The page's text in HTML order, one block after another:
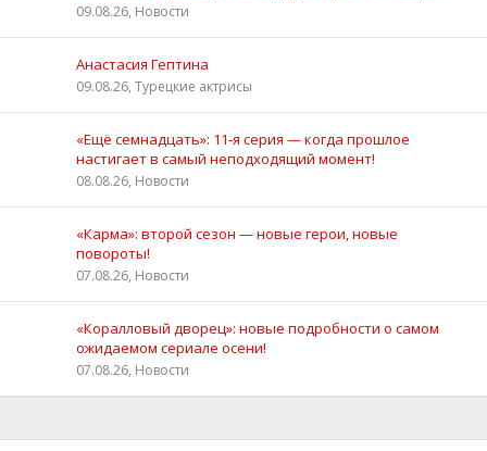
09.08.26, Новости
Анастасия Гептина
09.08.26, Турецкие актрисы
«Ещё семнадцать»: 11‑я серия — когда прошлое
настигает в самый неподходящий момент!
08.08.26, Новости
«Карма»: второй сезон — новые герои, новые
повороты!
07.08.26, Новости
«Коралловый дворец»: новые подробности о самом
ожидаемом сериале осени!
07.08.26, Новости